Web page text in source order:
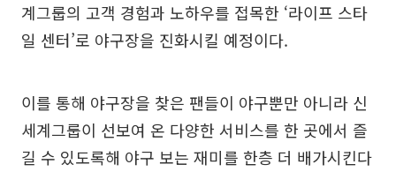
계그룹의 고객 경험과 노하우를 접목한 ‘라이프 스타
일 센터’로 야구장을 진화시킬 예정이다.
이를 통해 야구장을 찾은 팬들이 야구뿐만 아니라 신
세계그룹이 선보여 온 다양한 서비스를 한 곳에서 즐
길 수 있도록해 야구 보는 재미를 한층 더 배가시킨다